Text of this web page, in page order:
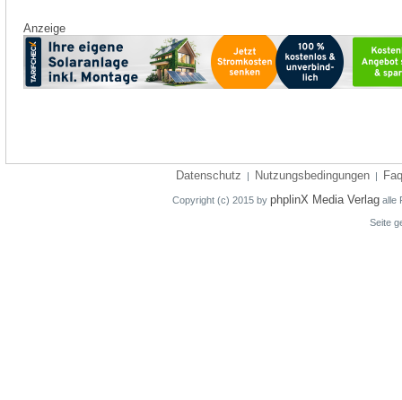
Anzeige
Datenschutz | Nutzungsbedingungen | Faq
Copyright (c) 2015 by phplinX Media Verlag alle
Seite